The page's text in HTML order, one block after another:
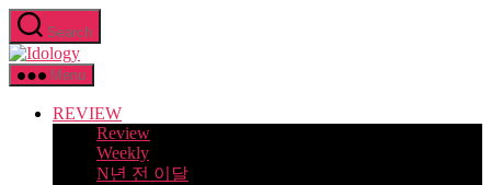
Skip
to
the
content
Search
Idology
Menu
REVIEW
Review
Weekly
N년 전 이달